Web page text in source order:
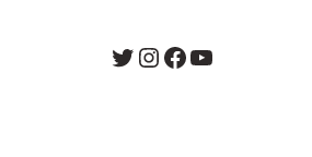
Twitter
Instagram
Facebook
YouTube